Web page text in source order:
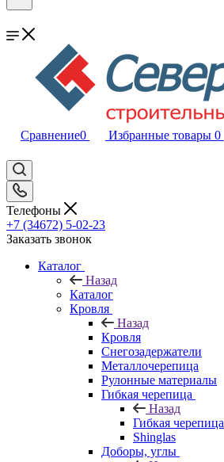
Сравнение0 Избранные товары 0
Телефоны
+7 (34672) 5-02-23
Заказать звонок
Каталог
Назад
Каталог
Кровля
Назад
Кровля
Снегозадержатели
Металлочерепица
Рулонные материалы
Гибкая черепица
Назад
Гибкая черепица
Shinglas
Доборы, углы